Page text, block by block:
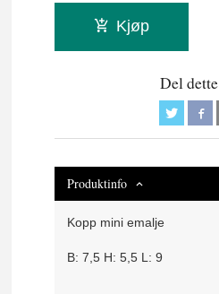
Kjøp
Del dette
Produktinfo
Kopp mini emalje
B: 7,5 H: 5,5 L: 9